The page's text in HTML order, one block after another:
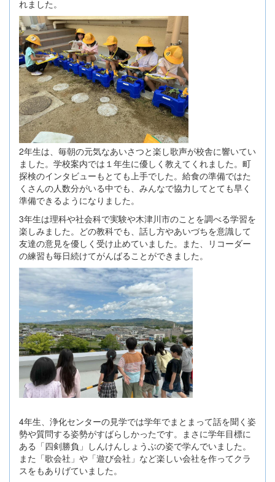
れました。
2年生は、毎朝の元気なあいさつと楽し歌声が校舎に響いてい
ました。学校案内では１年生に優しく教えてくれました。町
探検のインタビューもとても上手でした。給食の準備ではた
くさんの人数分がいる中でも、みんなで協力してとても早く
準備できるようになりました。
3年生は理科や社会科で実験や木津川市のことを調べる学習を
楽しみました。どの教科でも、話し方やあいづちを意識して
友達の意見を優しく受け止めていました。また、リコーダー
の練習も毎日続けてがんばることができました。
4年生、浄化センターの見学では学年でまとまって話を聞く姿
勢や質問する姿勢がすばらしかったです。まさに学年目標に
ある「四剣勝負」しんけんしょうぶの姿で学んでいました。
また「歌会社」や「遊び会社」など楽しい会社を作ってクラ
スをもありげていました。